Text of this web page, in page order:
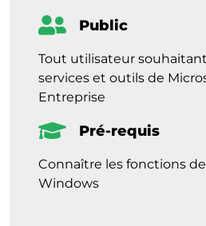
Public
Tout utilisateur
services et outils de
Entreprise
Pré-requis
Connaître les fonctions
Windows